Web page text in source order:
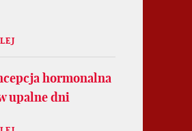
hormonalna
upalne dni